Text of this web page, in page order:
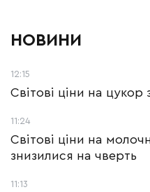
НОВИНИ
12:15
Світові ціни на
11:24
Світові ціни на
знизилися на чверть
11:13